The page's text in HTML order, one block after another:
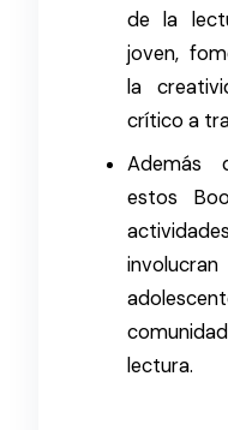
de la
joven,
la
crítico a
Además
estos
lectura.